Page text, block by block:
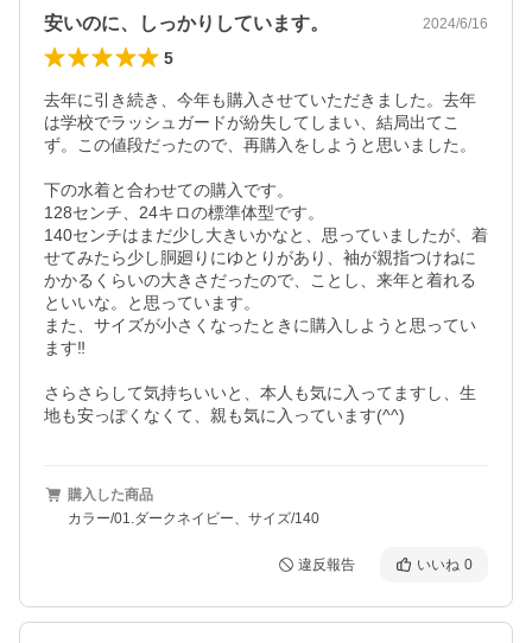
安いのに、しっかりしています。 2024/6/16
5
去年に引き続き、今年も購入させていただきました。去年
は学校でラッシュガードが紛失してしまい、結局出てこ
ず。この値段だったので、再購入をしようと思いました。
下の水着と合わせての購入です。
128センチ、24キロの標準体型です。
140センチはまだ少し大きいかなと、思っていましたが、着
せてみたら少し胴廻りにゆとりがあり、袖が親指つけねに
かかるくらいの大きさだったので、ことし、来年と着れる
といいな。と思っています。
また、サイズが小さくなったときに購入しようと思ってい
ます‼️
さらさらして気持ちいいと、本人も気に入ってますし、生
地も安っぽくなくて、親も気に入っています(^^)
購入した商品
カラー/01.ダークネイビー、サイズ/140
違反報告 いいね 0